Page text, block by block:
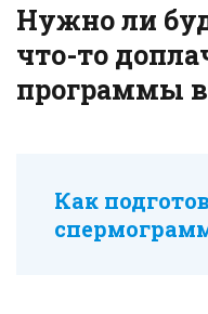
Нужно ли
что-то
программы
Как